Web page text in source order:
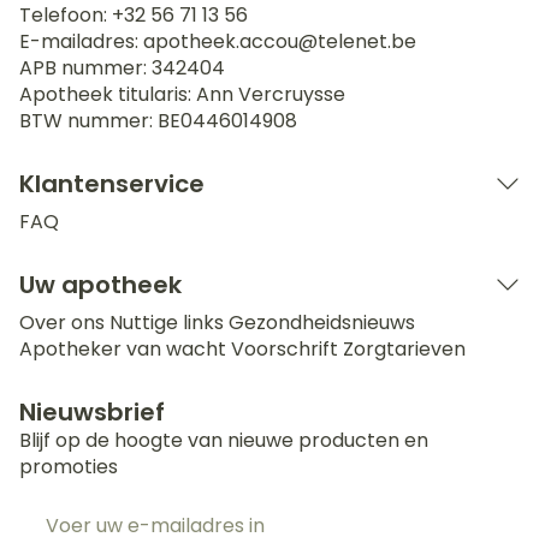
Telefoon: +32 56 71 13 56
E-mailadres: apotheek.accou@telenet.be
APB nummer: 342404
Apotheek titularis: Ann Vercruysse
BTW nummer: BE0446014908
Klantenservice
FAQ
Uw apotheek
Over ons Nuttige links Gezondheidsnieuws
Apotheker van wacht Voorschrift Zorgtarieven
Nieuwsbrief
Blijf op de hoogte van nieuwe producten en
promoties